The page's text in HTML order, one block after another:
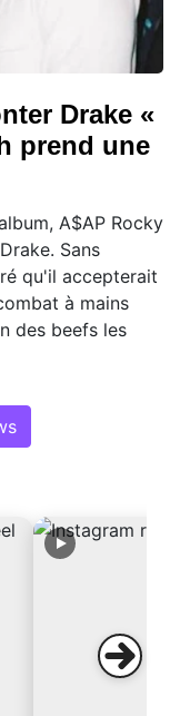
Drake «
prend une
A$AP Rocky
Sans
qu'il accepterait
à mains
des beefs les